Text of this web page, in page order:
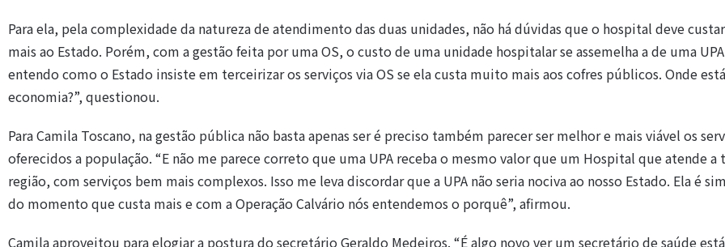
Para ela, pela complexidade da natureza de atendimento das duas unidades, não há dúvidas que o hospital deve
mais ao Estado. Porém, com a gestão feita por uma OS, o custo de uma unidade hospitalar se assemelha a de uma
entendo como o Estado insiste em terceirizar os serviços via OS se ela custa muito mais aos cofres públicos. Onde
economia?”, questionou.
Para Camila Toscano, na gestão pública não basta apenas ser é preciso também parecer ser melhor e mais viável os
oferecidos a população. “E não me parece correto que uma UPA receba o mesmo valor que um Hospital que atende a
região, com serviços bem mais complexos. Isso me leva discordar que a UPA não seria nociva ao nosso Estado. Ela é
do momento que custa mais e com a Operação Calvário nós entendemos o porquê”, afirmou.
Camila aproveitou para elogiar a postura do secretário Geraldo Medeiros. “É algo novo ver um secretário de saúde